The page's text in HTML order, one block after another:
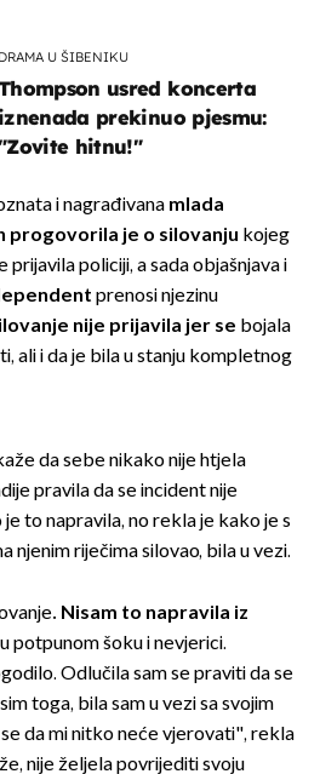
DRAMA U ŠIBENIKU
usred koncerta
iznenada prekinuo pjesmu:
hitnu!"
i nagrađivana mlada
progovorila je o silovanju kojeg
prijavila policiji, a sada objašnjava i
prenosi njezinu
nije prijavila jer se bojala
ali i da je bila u stanju kompletnog
da sebe nikako nije htjela
pravila da se incident nije
to napravila, no rekla je kako je s
njenim riječima silovao, bila u vezi.
. Nisam to napravila iz
potpunom šoku i nevjerici.
Odlučila sam se praviti da se
toga, bila sam u vezi sa svojim
da mi nitko neće vjerovati", rekla
nije željela povrijediti svoju